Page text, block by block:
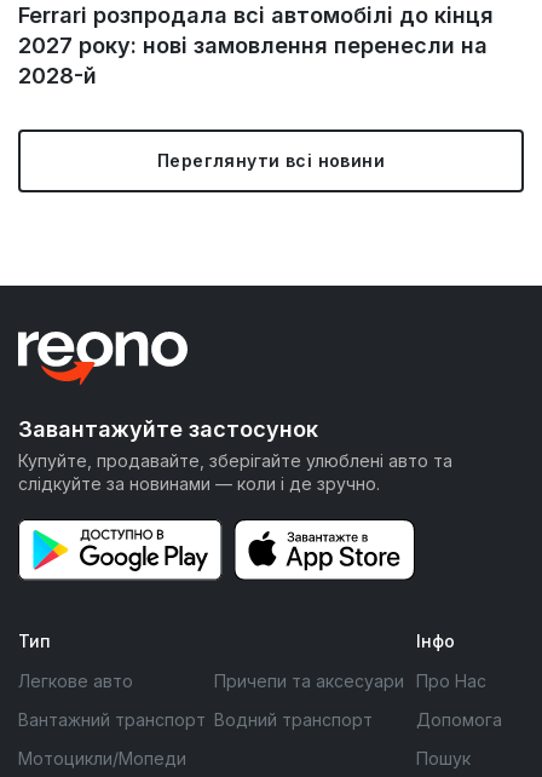
Ferrari розпродала всі автомобілі до кінця
2027 року: нові замовлення перенесли на
2028-й
Переглянути всі новини
Завантажуйте застосунок
Купуйте, продавайте, зберігайте улюблені авто та
слідкуйте за новинами — коли і де зручно.
Тип
Легкове авто
Вантажний транспорт
Мотоцикли/Мопеди
Причепи та аксесуари
Водний транспорт
Інфо
Про Нас
Допомога
Пошук